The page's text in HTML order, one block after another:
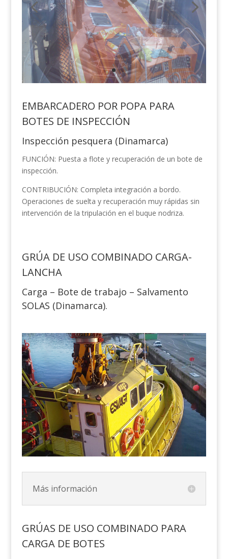
EMBARCADERO POR POPA PARA
BOTES DE INSPECCIÓN
Inspección pesquera (Dinamarca)
FUNCIÓN: Puesta a flote y recuperación de un bote de
inspección.
CONTRIBUCIÓN: Completa integración a bordo.
Operaciones de suelta y recuperación muy rápidas sin
intervención de la tripulación en el buque nodriza.
GRÚA DE USO COMBINADO CARGA-
LANCHA
Carga – Bote de trabajo – Salvamento
SOLAS (Dinamarca).
Más información
GRÚAS DE USO COMBINADO PARA
CARGA DE BOTES